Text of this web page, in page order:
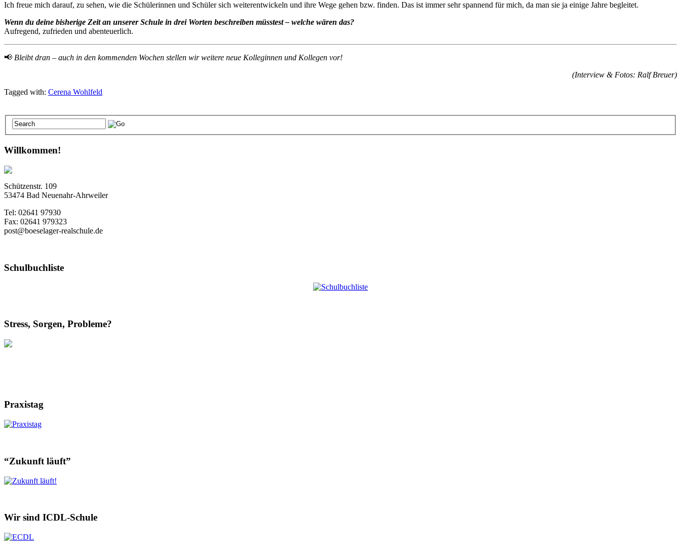
Ich freue mich darauf, zu sehen, wie die Schülerinnen und Schüler sich weiterentwickeln und ihre Wege gehen bzw. finden. Das ist immer sehr spannend für mich, da man sie ja einige Jahre begleitet.
Wenn du deine bisherige Zeit an unserer Schule in drei Worten beschreiben müsstest – welche wären das?
Aufregend, zufrieden und abenteuerlich.
📢 Bleibt dran – auch in den kommenden Wochen stellen wir weitere neue Kolleginnen und Kollegen vor!
(Interview & Fotos: Ralf Breuer)
Tagged with: Cerena Wohlfeld
Willkommen!
Schützenstr. 109
53474 Bad Neuenahr-Ahrweiler
Tel: 02641 97930
Fax: 02641 979323
post@boeselager-realschule.de
Schulbuchliste
Stress, Sorgen, Probleme?
Praxistag
“Zukunft läuft”
Wir sind ICDL-Schule